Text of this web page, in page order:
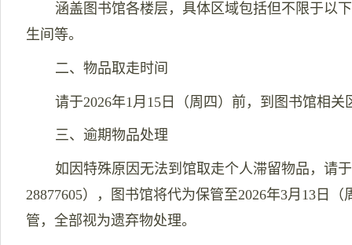
涵盖图书馆各楼层，具体区域包括但不限于以
生间等。
二、物品取走时间
请于2026年1 月 15 日（周四）前，到图书馆相关
三、逾期物品处理
如因特殊原因无法到馆取走个人滞留物品，请于
28877605），图书馆将代为保管至2026年3月 13 日（
管，全部视为遗弃物处理。